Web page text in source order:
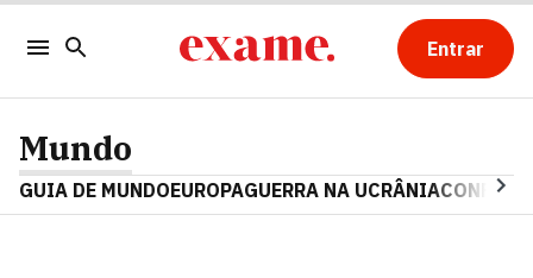
Entrar
Mundo
GUIA DE MUNDOEUROPAGUERRA NA UCRÂNIA